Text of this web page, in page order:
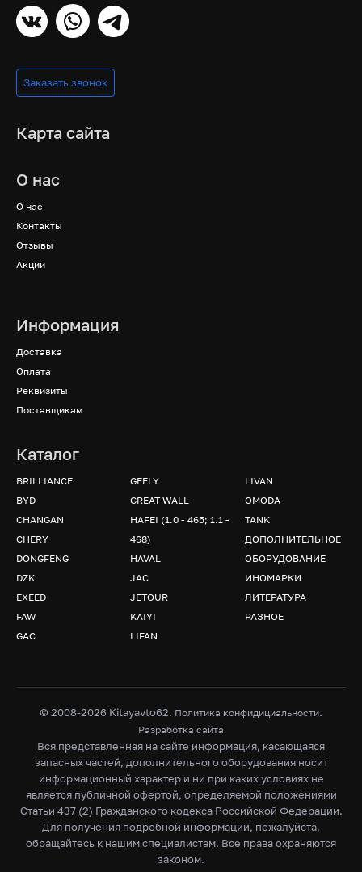
Заказать звонок
Карта сайта
О нас
О нас
Контакты
Отзывы
Акции
Информация
Доставка
Оплата
Реквизиты
Поставщикам
Каталог
BRILLIANCE
BYD
CHANGAN
CHERY
DONGFENG
DZK
EXEED
FAW
GAC
GEELY
GREAT WALL
HAFEI (1.0 - 465; 1.1 -
468)
HAVAL
JAC
JETOUR
KAIYI
LIFAN
LIVAN
OMODA
TANK
ДОПОЛНИТЕЛЬНОЕ
ОБОРУДОВАНИЕ
ИНОМАРКИ
ЛИТЕРАТУРА
РАЗНОЕ
© 2008-2026 Kitayavto62. Политика конфидициальности.
Разработка сайта
Вся представленная на сайте информация, касающаяся
запасных частей, дополнительного оборудования носит
информационный характер и ни при каких условиях не
является публичной офертой, определяемой положениями
Статьи 437 (2) Гражданского кодекса Российской Федерации.
Для получения подробной информации, пожалуйста,
обращайтесь к нашим специалистам. Все права охраняются
законом.